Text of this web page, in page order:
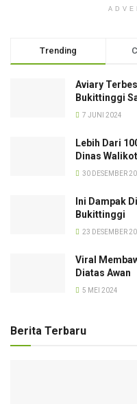
Trending
Aviary
Bukittinggi
7 JUNI 2024
Lebih Dari
Dinas
30 DESEMBER
Ini Dampak
Bukittinggi
23 DESEMBER
Viral
Diatas Awan
5 MEI 2024
Berita Terbaru